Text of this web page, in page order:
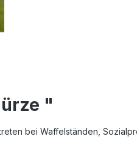
"
bei Waffelständen,